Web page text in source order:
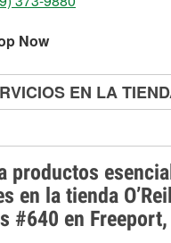
productos
en la tienda
#640 en Freeport,
Now
EN LA
de alternadores y
de la luz "Check Engine"